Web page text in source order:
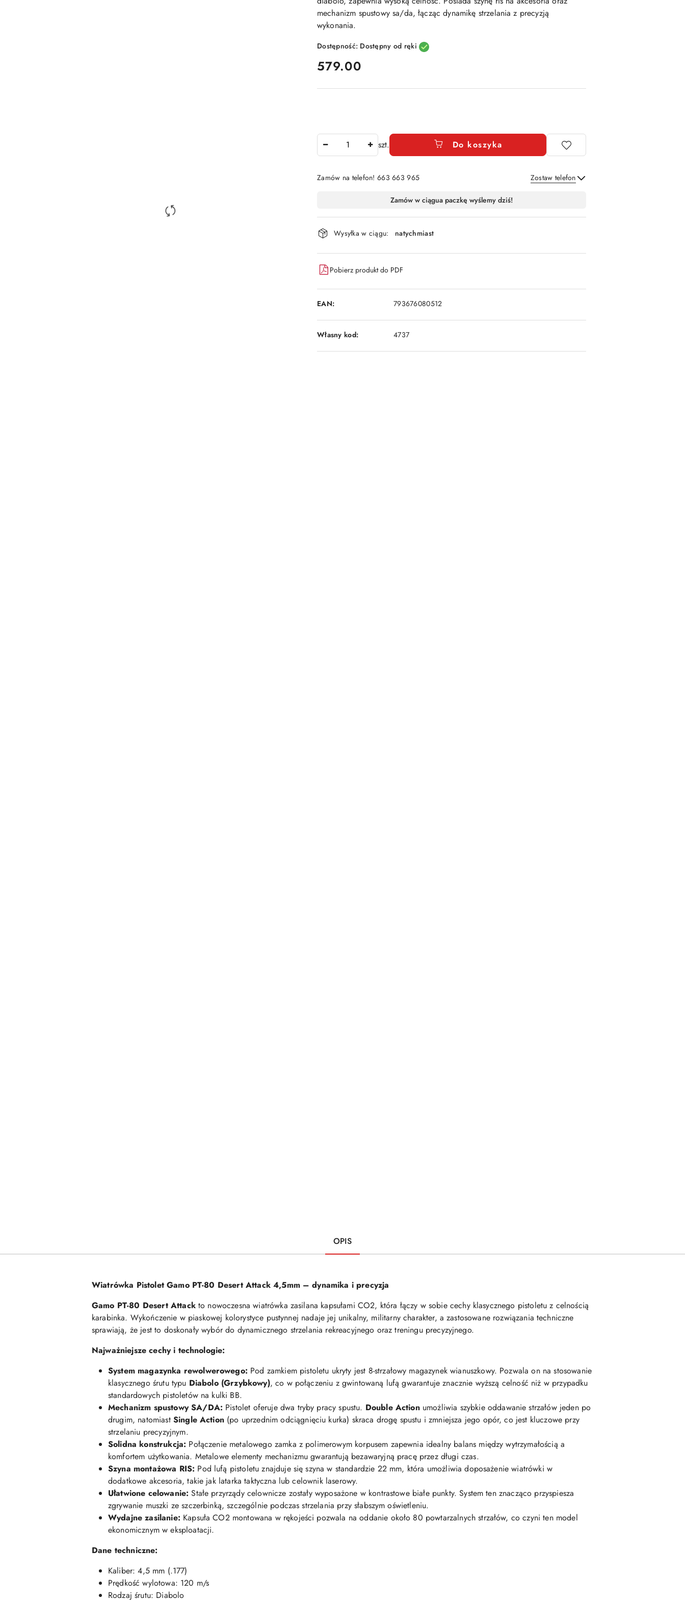
mechanizm spustowy sa/da, łącząc dynamikę strzelania z precyzją
wykonania.
Dostępność: Dostępny od ręki
cena:
579.00
szt. Do koszyka
Zamów na telefon! 663 663 965 Zostaw telefon
i
dostawa
Zamów w ciągua paczkę wyślemy dziś!
Wysyłka w ciągu: natychmiast
Pobierz produkt do PDF
EAN: 793676080512
Własny kod: 4737
OPIS
Wiatrówka Pistolet Gamo PT-80 Desert Attack 4,5mm – dynamika i precyzja
Gamo PT-80 Desert Attackto nowoczesna wiatrówka zasilana kapsułami CO2, która łączy w sobie cechy klasycznego pistoletu z celnością
karabinka. Wykończenie w piaskowej kolorystyce pustynnej nadaje jej unikalny, militarny charakter, a zastosowane rozwiązania techniczne
sprawiają, że jest to doskonały wybór do dynamicznego strzelania rekreacyjnego oraz treningu precyzyjnego.
Najważniejsze cechy i technologie:
System magazynka rewolwerowego: Pod zamkiem pistoletu ukryty jest 8-strzałowy magazynek wianuszkowy. Pozwala on na stosowanie
klasycznego śrutu typu Diabolo (Grzybkowy), co w połączeniu z gwintowaną lufą gwarantuje znacznie wyższą celność niż w przypadku
standardowych pistoletów na kulki BB.
Mechanizm spustowy SA/DA: Pistolet oferuje dwa tryby pracy spustu. Double Actionumożliwia szybkie oddawanie strzałów jeden po
drugim, natomiast Single Action(po uprzednim odciągnięciu kurka) skraca drogę spustu i zmniejsza jego opór, co jest kluczowe przy
strzelaniu precyzyjnym.
Solidna konstrukcja: Połączenie metalowego zamka z polimerowym korpusem zapewnia idealny balans między wytrzymałością a
komfortem użytkowania. Metalowe elementy mechanizmu gwarantują bezawaryjną pracę przez długi czas.
Szyna montażowa RIS: Pod lufą pistoletu znajduje się szyna w standardzie 22 mm, która umożliwia doposażenie wiatrówki w
dodatkowe akcesoria, takie jak latarka taktyczna lub celownik laserowy.
Ułatwione celowanie: Stałe przyrządy celownicze zostały wyposażone w kontrastowe białe punkty. System ten znacząco przyspiesza
zgrywanie muszki ze szczerbinką, szczególnie podczas strzelania przy słabszym oświetleniu.
Wydajne zasilanie: Kapsuła CO2 montowana w rękojeści pozwala na oddanie około 80 powtarzalnych strzałów, co czyni ten model
ekonomicznym w eksploatacji.
Dane techniczne:
Kaliber: 4,5 mm (.177)
Prędkość wylotowa: 120 m/s
Rodzaj śrutu: Diabolo